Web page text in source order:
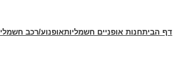
דף הביתחנות אופניים חשמליותאופנוע/רכב חשמלי